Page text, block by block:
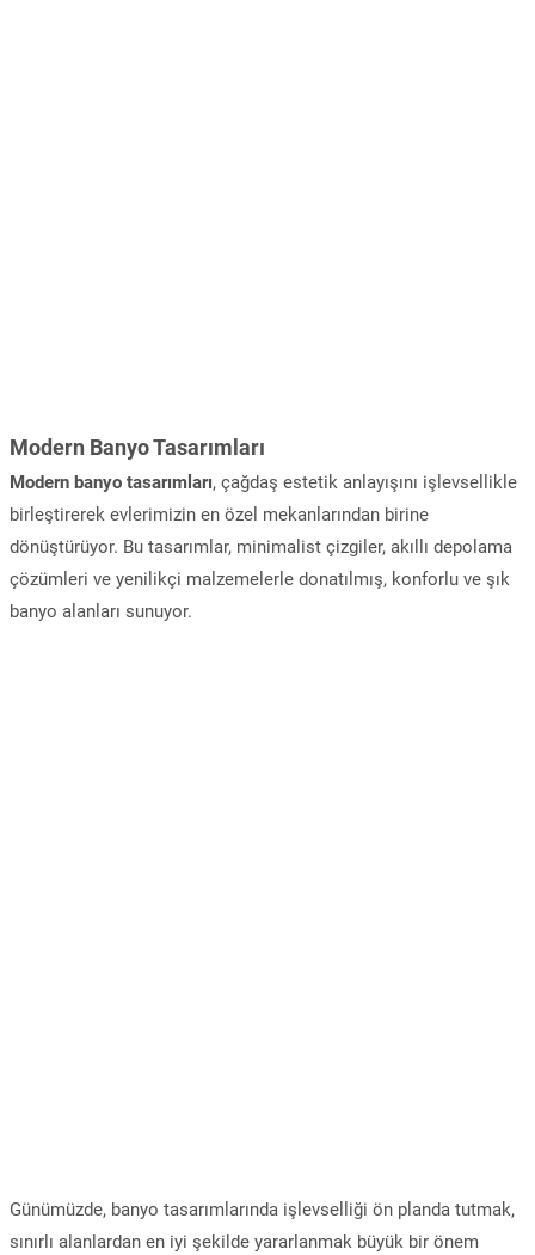
Modern Banyo Tasarımları
Modern banyo tasarımları, çağdaş estetik anlayışını işlevsellikle
birleştirerek evlerimizin en özel mekanlarından birine
dönüştürüyor. Bu tasarımlar, minimalist çizgiler, akıllı depolama
çözümleri ve yenilikçi malzemelerle donatılmış, konforlu ve şık
banyo alanları sunuyor.
Günümüzde, banyo tasarımlarında işlevselliği ön planda tutmak,
sınırlı alanlardan en iyi şekilde yararlanmak büyük bir önem